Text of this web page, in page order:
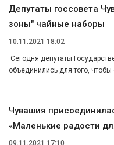
Депутаты госсовета
зоны" чайные наборы
10.11.2021 18:02
Сегодня депутаты
объединились для того,
Чувашия
«Маленькие радости
09.11.2021 17:10